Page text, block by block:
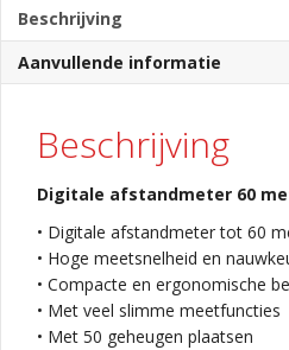
Beschrijving
Aanvullende informatie
Beschrijving
Digitale afstandmeter 60
• Digitale afstandmeter tot 60
• Hoge meetsnelheid en
• Compacte en ergonomische
• Met veel slimme meetfuncties
• Met 50 geheugen plaatsen